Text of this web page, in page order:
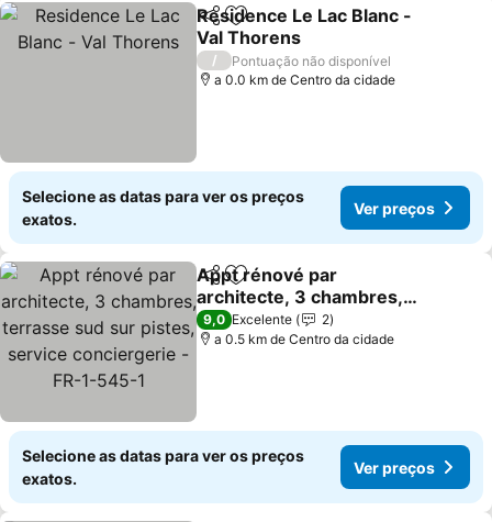
PartilharAdicionar aos favoritos
Residence Le Lac Blanc -
Val Thorens
/
Pontuação não disponível
a 0.0 km de Centro da cidade
Selecione as datas para ver os preços
exatos.
Ver preços
PartilharAdicionar aos favoritos
Appt rénové par
architecte, 3 chambres,
terrasse sud sur pistes,
service conciergerie -
9,0 Excelente
2
a 0.5 km de Centro da cidade
Selecione as datas para ver os preços
exatos.
Ver preços